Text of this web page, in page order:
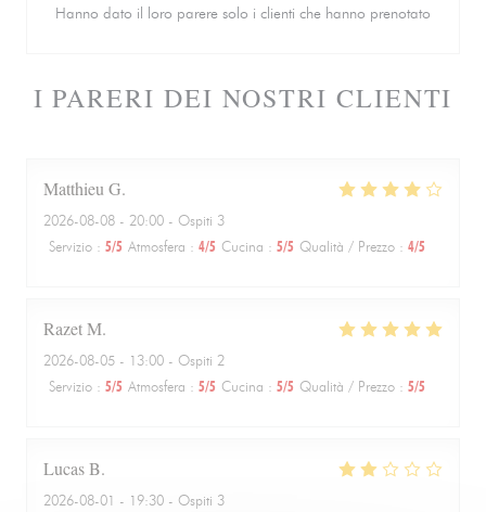
I PARERI DEI NOSTRI CLIENTI
Matthieu G
2026-08-08 - 20:00 - Ospiti 3
Servizio : 5/5 Atmosfera : 4/5 Cucina : 5/5 Qualità / Prezzo : 4/5
RazetM
2026-08-05 - 13:00 - Ospiti 2
Servizio : 5/5 Atmosfera : 5/5 Cucina : 5/5 Qualità / Prezzo : 5/5
LucasB
2026-08-01 - 19:30 - Ospiti 3
Hanno dato il loro parere solo i clienti che hanno prenotato